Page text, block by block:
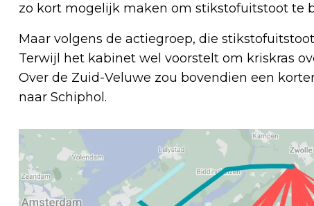
zo kort mogelijk maken om stikstofuitstoot te
Maar volgens de actiegroep, die
Terwijl het kabinet wel voorstelt om kriskras
Over de Zuid-Veluwe zou bovendien een
naar Schiphol.